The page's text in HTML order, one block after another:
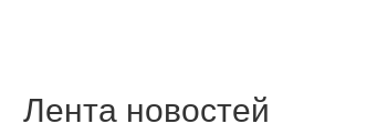
Лента новостей